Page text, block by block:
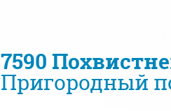
7590
Пригородный